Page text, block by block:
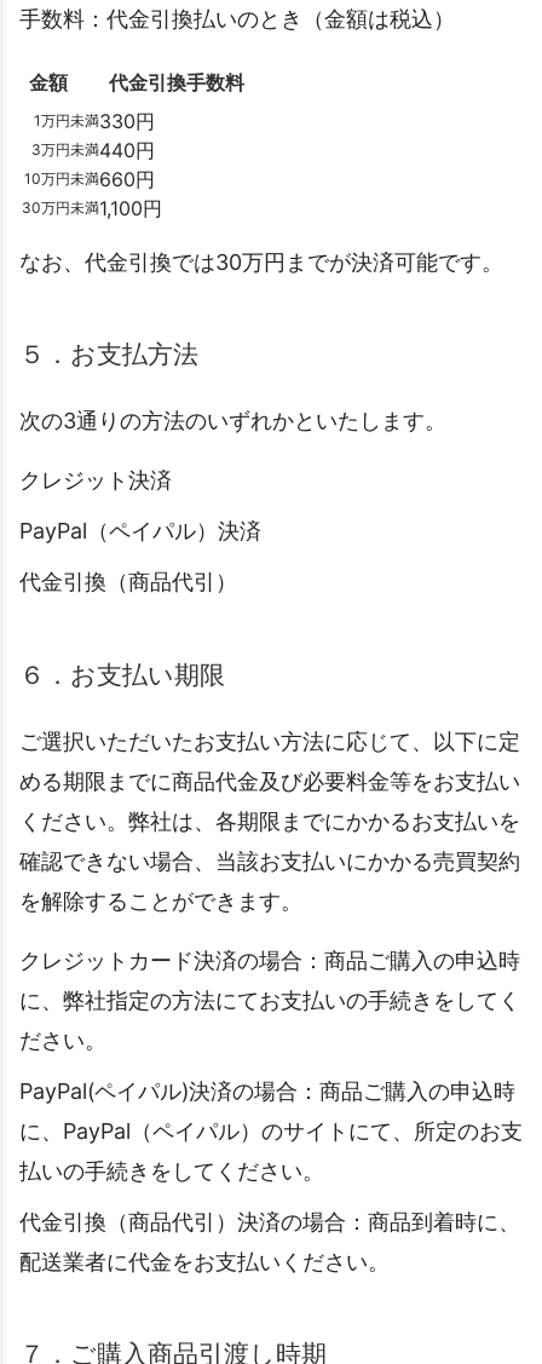
手数料：代金引換払いのとき（金額は税込）
金額 代金引換手数料
1万円未満330円
3万円未満440円
10万円未満660円
30万円未満1,100円
なお、代金引換では30万円までが決済可能です。
５．お支払方法
次の3通りの方法のいずれかといたします。
クレジット決済
PayPal（ペイパル）決済
代金引換（商品代引）
６．お支払い期限
ご選択いただいたお支払い方法に応じて、以下に定
める期限までに商品代金及び必要料金等をお支払い
ください。弊社は、各期限までにかかるお支払いを
確認できない場合、当該お支払いにかかる売買契約
を解除することができます。
クレジットカード決済の場合：商品ご購入の申込時
に、弊社指定の方法にてお支払いの手続きをしてく
ださい。
PayPal(ペイパル)決済の場合：商品ご購入の申込時
に、PayPal（ペイパル）のサイトにて、所定のお支
払いの手続きをしてください。
代金引換（商品代引）決済の場合：商品到着時に、
配送業者に代金をお支払いください。
７．ご購入商品引渡し時期